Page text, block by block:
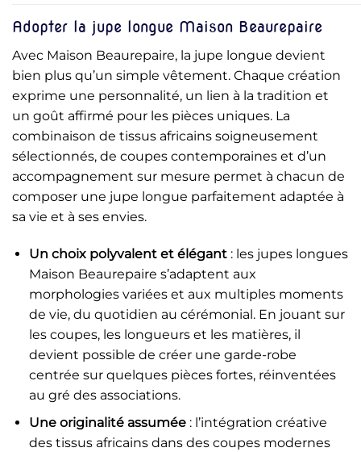
Adopter la jupe longue Maison Beaurepaire
Avec Maison Beaurepaire, la jupe longue devient
bien plus qu’un simple vêtement. Chaque création
exprime une personnalité, un lien à la tradition et
un goût affirmé pour les pièces uniques. La
combinaison de tissus africains soigneusement
sélectionnés, de coupes contemporaines et d’un
accompagnement sur mesure permet à chacun de
composer une jupe longue parfaitement adaptée à
sa vie et à ses envies.
Un choix polyvalent et élégant: les jupes longues
Maison Beaurepaire s’adaptent aux
morphologies variées et aux multiples moments
de vie, du quotidien au cérémonial. En jouant sur
les coupes, les longueurs et les matières, il
devient possible de créer une garde-robe
centrée sur quelques pièces fortes, réinventées
au gré des associations.
Une originalité assumée: l’intégration créative
des tissus africains dans des coupes modernes